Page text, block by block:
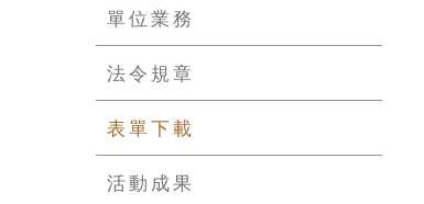
單位業務
法令規章
表單下載
活動成果